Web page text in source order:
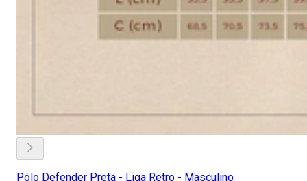
Pólo Defender Preta - Liga Retro - Masculino